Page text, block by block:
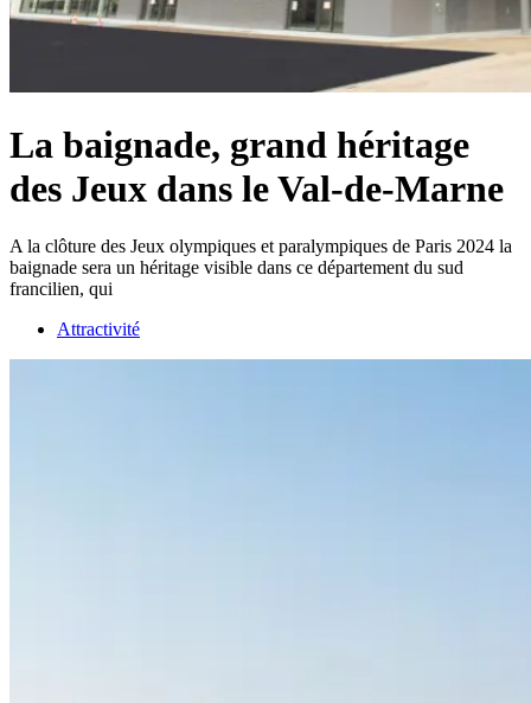
La baignade, grand héritage
des Jeux dans le Val-de-Marne
A la clôture des Jeux olympiques et paralympiques de Paris 2024 la
baignade sera un héritage visible dans ce département du sud
francilien, qui
Attractivité